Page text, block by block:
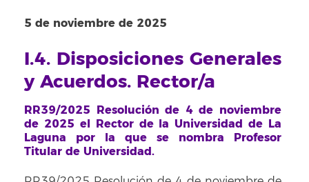
5 de noviembre de 2025
I.4. Disposiciones Generales
y Acuerdos. Rector/a
RR39/2025 Resolución de 4 de noviembre
de 2025 el Rector de la Universidad de La
Laguna por la que se nombra Profesor
Titular de Universidad.